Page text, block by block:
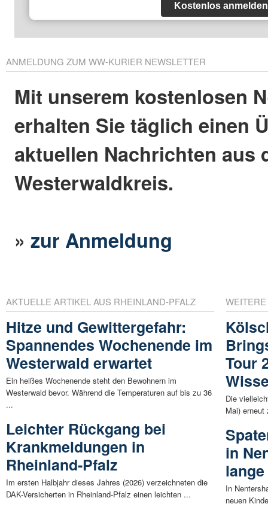
Kostenlos anmelden
ANMELDUNG ZUM WW-KURIER NEWSLETTER
Mit unserem kostenlosen
erhalten Sie täglich einen
aktuellen Nachrichten aus
Westerwaldkreis.
»zur Anmeldung
AKTUELLE ARTIKEL AUS RHEINLAND-PFALZ
Hitze und Gewittergefahr:
Spannendes Wochenende im
Westerwald erwartet
Ein heißes Wochenende steht den Bewohnern im
Westerwald bevor. Während die Temperaturen auf bis zu 36
...
Leichter Rückgang bei
Krankmeldungen in
Rheinland-Pfalz
Im ersten Halbjahr dieses Jahres (2026) verzeichneten die
DAK-Versicherten in Rheinland-Pfalz einen leichten ...
Tour
Die
Mai)
in
In
neuen